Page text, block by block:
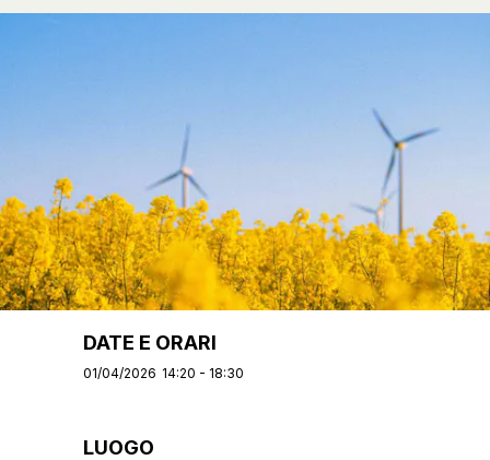
DATE E ORARI
01/04/2026 14:20 - 18:30
LUOGO